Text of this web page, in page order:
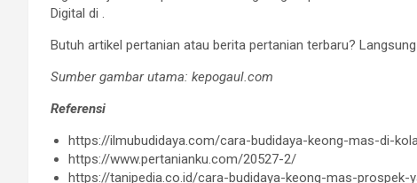
Digital di .
Butuh artikel pertanian atau berita pertanian terbaru?
Sumber gambar utama: kepogaul.com
Referensi
https://ilmubudidaya.com/cara-budidaya-keong-mas-di-
https://www.pertanianku.com/20527-2/
https://tanipedia.co.id/cara-budidaya-keong-mas-prospek-